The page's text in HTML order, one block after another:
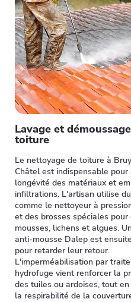
Lavage et
toiture
Le nettoyage de toiture à
Châtel est indispensable pour
longévité des matériaux et
infiltrations. L'artisan utilise
comme le nettoyeur à
et des brosses spéciales pour
mousses, lichens et algues.
anti-mousse Dalep est
pour retarder leur retour.
L'imperméabilisation par
hydrofuge vient renforcer la
des tuiles ou ardoises, tout
la respirabilité de la